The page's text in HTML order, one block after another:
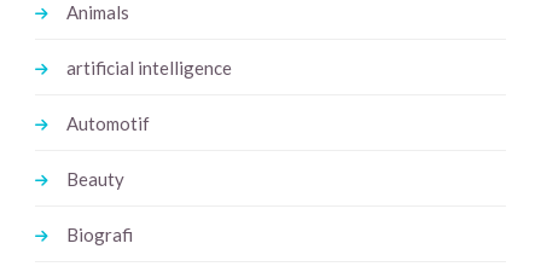
Animals
artificial intelligence
Automotif
Beauty
Biografi